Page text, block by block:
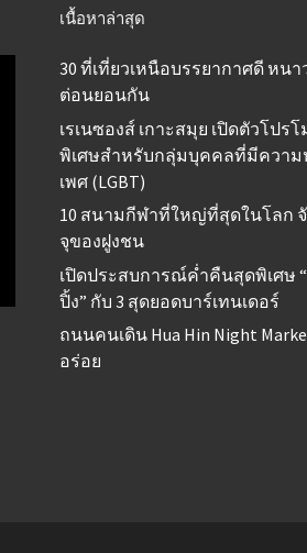
เนื้อหาล่าสุด
30 ที่เที่ยวเหนือบรรยากาศดี หน
ต่อนยอนกัน
เรเนซองส์ เกาะสมุย เปิดตัวโป
พิเศษสำหรับกลุ่มบุคคลที่มีความ
เพศ (LGBT)
10 สนามกีฬาที่ใหญ่ที่สุดในโลก
จุของฝูงชน
เปิดประสบการณ์ค่ำคืนสุดพิเศษ
ปิ้ง” กับ 3 สุดยอดบาร์เทนเดอร์
ถนนคนเดิน Hua Hin Night
อร่อย